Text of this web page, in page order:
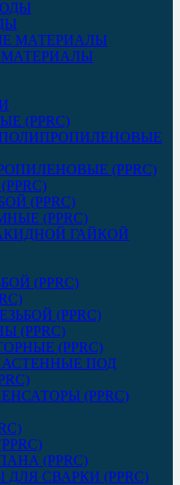
(PPRC)
(PPRC)
(PPRC)
ГАЙКОЙ
(PPRC)
(PPRC)
(PPRC)
(PPRC)
ПОД
(PPRC)
(PPRC)
СВАРКИ (PPRC)